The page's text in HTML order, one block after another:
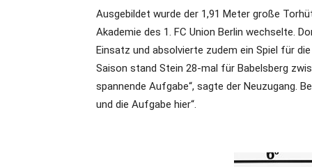
Ausgebildet wurde der 1,91 Meter große
Akademie des 1. FC Union Berlin wechselte.
Einsatz und absolvierte zudem ein Spiel für
Saison stand Stein 28-mal für Babelsberg
spannende Aufgabe“, sagte der Neuzugang.
und die Aufgabe hier“.